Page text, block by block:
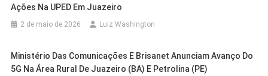
Ações Na UPED Em Juazeiro
2 de maio de 2026 Luiz Washington
Ministério Das Comunicações E Brisanet Anunciam Avanço Do
5G Na Área Rural De Juazeiro (BA) E Petrolina (PE)
Eleições 2026: Pedido De Registro De
Candidatura De Lucas Ramos À